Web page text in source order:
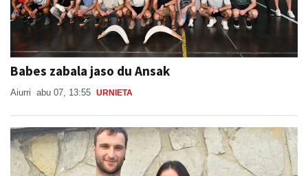
Babes zabala jaso du Ansak
Aiurri abu 07, 13:55 URNIETA